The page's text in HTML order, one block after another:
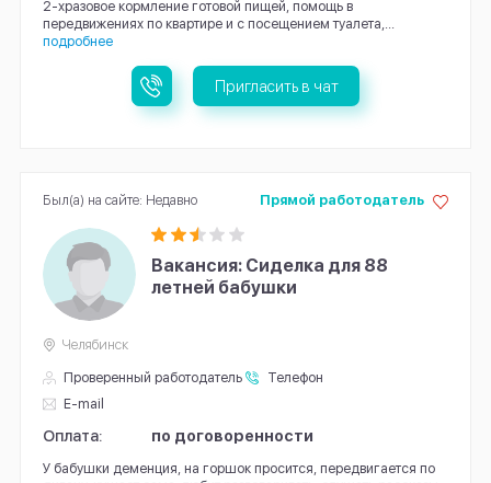
2-хразовое кормление готовой пищей, помощь в
передвижениях по квартире и с посещением туалета,...
подробнее
Пригласить в чат
Вакансия: Сиделка для 88
летней бабушки
Проверенный работодатель
Телефон
E-mail
Прямой работодатель
Челябинск
Оплата: по договоренности
У бабушки деменция, на горшок просится, передвигается по
Был(а) на сайте: Недавно